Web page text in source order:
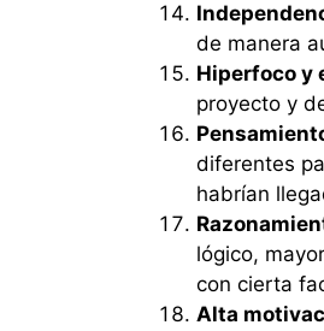
de manera
Hiperfoco y
proyecto y
diferentes
habrían
lógico,
con cierta
Alta